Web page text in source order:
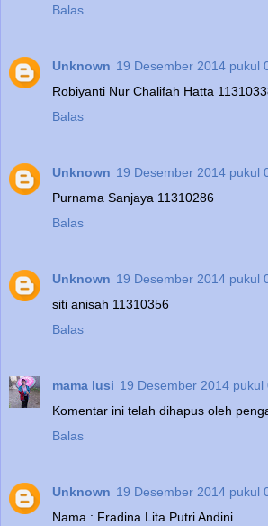
Balas
Unknown 19 Desember 2014 pukul
Robiyanti Nur Chalifah Hatta
Balas
Unknown 19 Desember 2014 pukul
Purnama Sanjaya 11310286
Balas
Unknown 19 Desember 2014 pukul
siti anisah 11310356
Balas
mama lusi 19 Desember 2014 pukul
Komentar ini telah dihapus oleh
Balas
Unknown 19 Desember 2014 pukul
Nama : Fradina Lita Putri Andini